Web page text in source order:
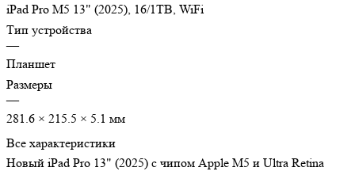
iPad Pro M5 13" (2025), 16/1TB, WiFi
Тип устройства
—
Планшет
Размеры
—
281.6 × 215.5 × 5.1 мм
Все характеристики
Новый iPad Pro 13" (2025) с чипом Apple M5 и Ultra Retina